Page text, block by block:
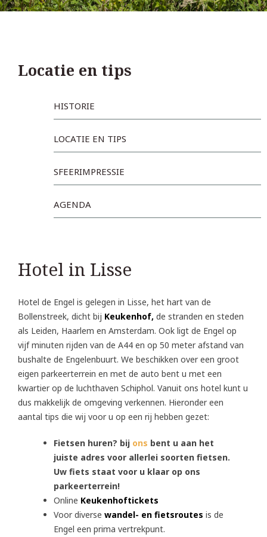
Locatie en tips
HISTORIE
LOCATIE EN TIPS
SFEERIMPRESSIE
AGENDA
Hotel in Lisse
Hotel de Engel is gelegen in Lisse, het hart van de
Bollenstreek, dicht bij Keukenhof, de stranden en steden
als Leiden, Haarlem en Amsterdam. Ook ligt de Engel op
vijf minuten rijden van de A44 en op 50 meter afstand van
bushalte de Engelenbuurt. We beschikken over een groot
eigen parkeerterrein en met de auto bent u met een
kwartier op de luchthaven Schiphol. Vanuit ons hotel kunt u
dus makkelijk de omgeving verkennen. Hieronder een
aantal tips die wij voor u op een rij hebben gezet:
Fietsen huren? bij ons bent u aan het
juiste adres voor allerlei soorten fietsen.
Uw fiets staat voor u klaar op ons
parkeerterrein!
Online Keukenhoftickets
Voor diverse wandel- en fietsroutes is de
Engel een prima vertrekpunt.